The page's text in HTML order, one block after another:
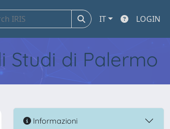
IT LOGIN
Studi di Palermo
Informazioni